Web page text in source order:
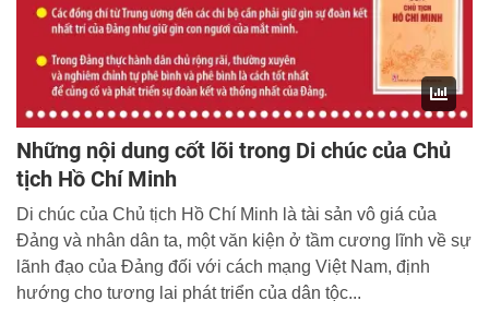
Những nội dung cốt lõi trong Di chúc của Chủ
tịch Hồ Chí Minh
Di chúc của Chủ tịch Hồ Chí Minh là tài sản vô giá của
Đảng và nhân dân ta, một văn kiện ở tầm cương lĩnh về sự
lãnh đạo của Đảng đối với cách mạng Việt Nam, định
hướng cho tương lai phát triển của dân tộc...